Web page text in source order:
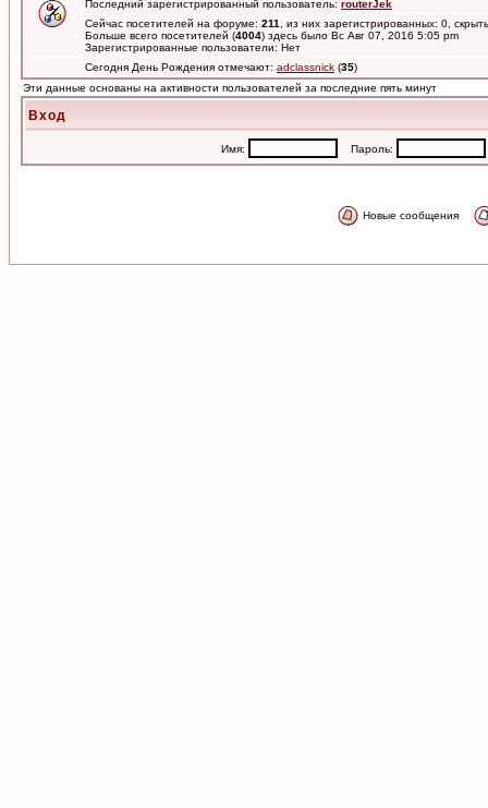
Последний зарегистрированный пользователь: routerJek
Сейчас посетителей на форуме: 211
, из них зарегистрированных: 0,
Больше всего посетителей (4004) здесь было Вс Авг 07, 2016 5:05 pm
Зарегистрированные пользователи: Нет
Сегодня День Рождения отмечают: adclassnick (35)
Эти данные основаны на активности пользователей за последние пять минут
Вход
Имя: Пароль:
Новые сообщения